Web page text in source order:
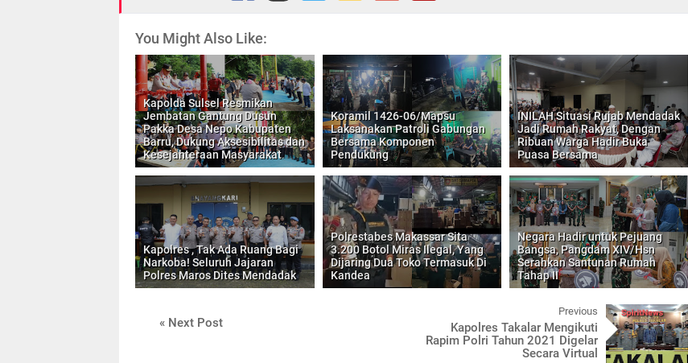
You Might Also Like:
Kapolda Sulsel Resmikan
Jembatan Gantung Dusun
Pakka Desa Nepo Kabupaten
Barru, Dukung Aksesibilitas dan
Kesejahteraan Masyarakat
Koramil 1426-06/Mapsu
Laksanakan Patroli Gabungan
Bersama Komponen
Pendukung
INILAH Situasi Rujab Mendadak
Jadi Rumah Rakyat, Dengan
Ribuan Warga Hadir Buka
Puasa Bersama
Kapolres , Tak Ada Ruang Bagi
Narkoba! Seluruh Jajaran
Polres Maros Dites Mendadak
Polrestabes Makassar Sita
3.200 Botol Miras Ilegal, Yang
Dijaring Dua Toko Termasuk Di
Kandea
Negara Hadir untuk Pejuang
Bangsa, Pangdam XIV/Hsn
Serahkan Santunan Rumah
Tahap II
« Next Post
Previous
Kapolres Takalar Mengikuti
Rapim Polri Tahun 2021 Digelar
Secara Virtual